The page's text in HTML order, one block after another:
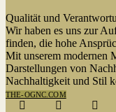
Qualität und
Wir haben es uns zur
finden, die hohe
Mit unserem modernen
Darstellungen von
Nachhaltigkeit und Stil
THE-OGNC.COM